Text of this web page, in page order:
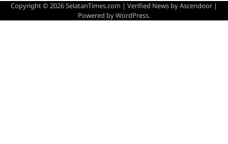
Copyright © 2026SelatanTimes.com | Verified News byAscendoor |
Powered byWordPress.